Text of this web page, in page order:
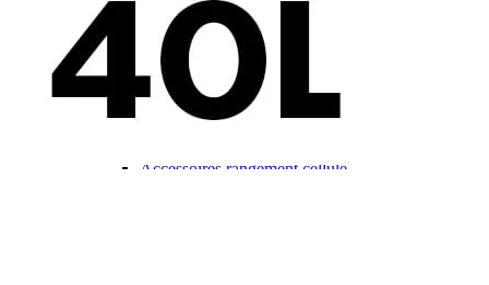
Isolation thermique et phonique
Tableau de bord
Tapis de cabine
Housses de sièges
Rideaux de porte et moustiquaires
Accessoires rideaux volets
Accessoires rangement cellule